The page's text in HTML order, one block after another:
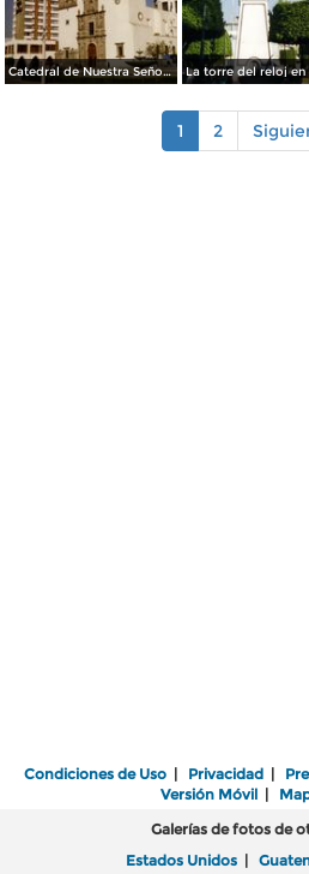
Catedral de Nuestra Señora de la Soledad, de estilo barroco(siglo XVII). Irapuato, Gto. 2001
1 2
Condiciones de Uso | Privacidad |
Versión Móvil|
Galerías de fotos de
Estados Unidos |